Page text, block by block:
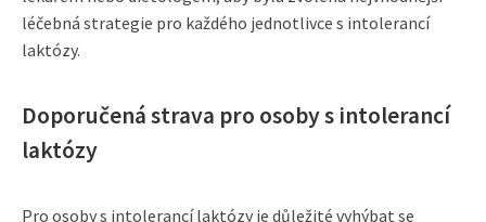
léčebná strategie pro každého jednotlivce s intolerancí
laktózy.
Doporučená strava pro osoby s intolerancí
laktózy
Pro osoby s intolerancí laktózy je důležité vyhýbat se